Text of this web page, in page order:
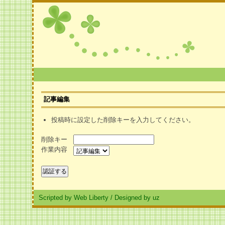
記事編集
投稿時に設定した削除キーを入力してください。
削除キー
作業内容
Scripted by Web Liberty / Designed by uz